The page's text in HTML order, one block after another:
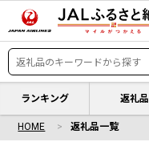
ランキング 返礼品
HOME 返礼品一覧